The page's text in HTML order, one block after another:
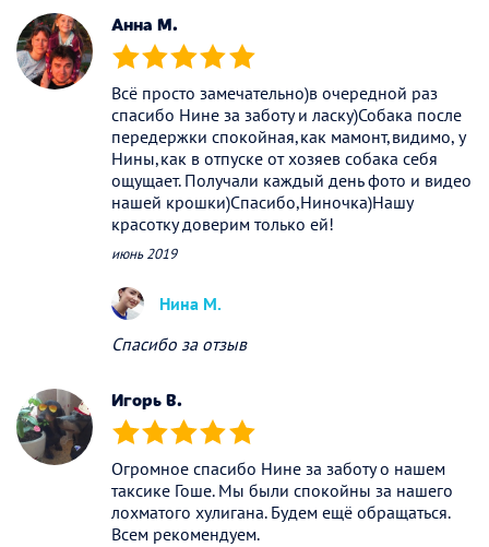
Анна М.
(*) (*) (*) (*) (*)
Всё просто замечательно)в очередной раз
спасибо Нине за заботу и ласку)Собака после
передержки спокойная,как мамонт,видимо, у
Нины,как в отпуске от хозяев собака себя
ощущает. Получали каждый день фото и видео
нашей крошки)Спасибо,Ниночка)Нашу
красотку доверим только ей!
июнь 2019
Нина М.
Спасибо за отзыв
Игорь В.
(*) (*) (*) (*) (*)
Огромное спасибо Нине за заботу о нашем
таксике Гоше. Мы были спокойны за нашего
лохматого хулигана. Будем ещё обращаться.
Всем рекомендуем.